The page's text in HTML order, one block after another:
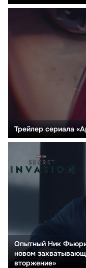
Трейлер сериала
Опытный Ник Фьюри
новом
вторжение»